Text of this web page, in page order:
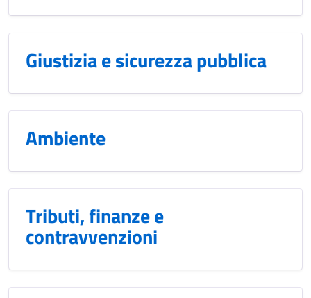
Giustizia e sicurezza pubblica
Ambiente
Tributi, finanze e
contravvenzioni